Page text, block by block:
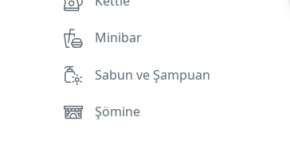
Minibar
Sabun ve Şampuan
Şömine